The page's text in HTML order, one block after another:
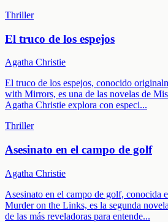
Thriller
El truco de los espejos
Agatha Christie
El truco de los espejos, conocido
with Mirrors, es una de las novelas de
Agatha Christie explora con especi...
Thriller
Asesinato en el campo de golf
Agatha Christie
Asesinato en el campo de golf, conocida
Murder on the Links, es la segunda
de las más reveladoras para entende...